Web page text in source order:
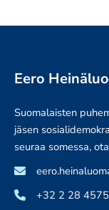
Eero
Suomalaisten
jäsen
seuraa somessa,
+32 2 28